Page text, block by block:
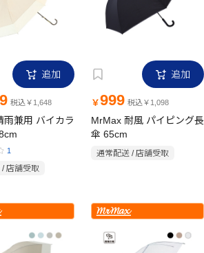
追加
税込￥1,648
雨兼用 バイカラ
1
店舗受取
追加
￥999 税込￥1,098
MrMax 耐風 パイピング長
傘 65cm
通常配送 / 店舗受取